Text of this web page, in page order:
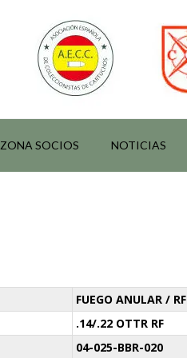
ZONA SOCIOS NOTICIAS
FUEGO ANULAR / RF
.14/.22 OTTR RF
04-025-BBR-020